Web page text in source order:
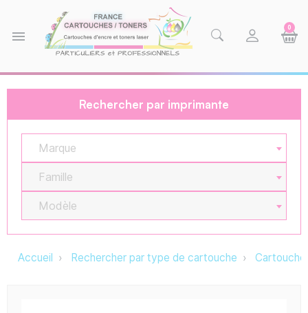
menu
0
Rechercher par imprimante
Marque
Famille
Modèle
Accueil Rechercher par type de cartouche